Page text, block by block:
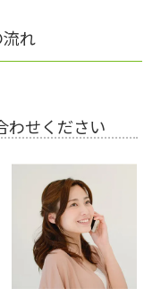
れ
わせください